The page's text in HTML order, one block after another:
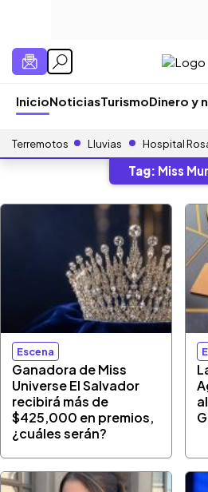
InicioNoticiasTurismoDinero y
Terremotos Lluvias Hospital
Tag: Miss
Escena
Ganadora de Miss
Universe El Salvador
recibirá más de
$425,000 en premios,
¿cuáles serán?